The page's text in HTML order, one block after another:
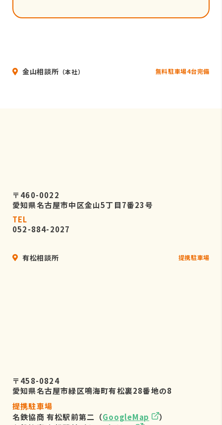
金山相談所 （本社） 無料駐車場4台完備
〒460-0022
愛知県名古屋市中区金山5丁目7番23号
TEL
052-884-2027
有松相談所 提携駐車場
〒458-0824
愛知県名古屋市緑区鳴海町有松裏28番地の8
提携駐車場
名鉄協商 有松駅前第二（GoogleMap
）